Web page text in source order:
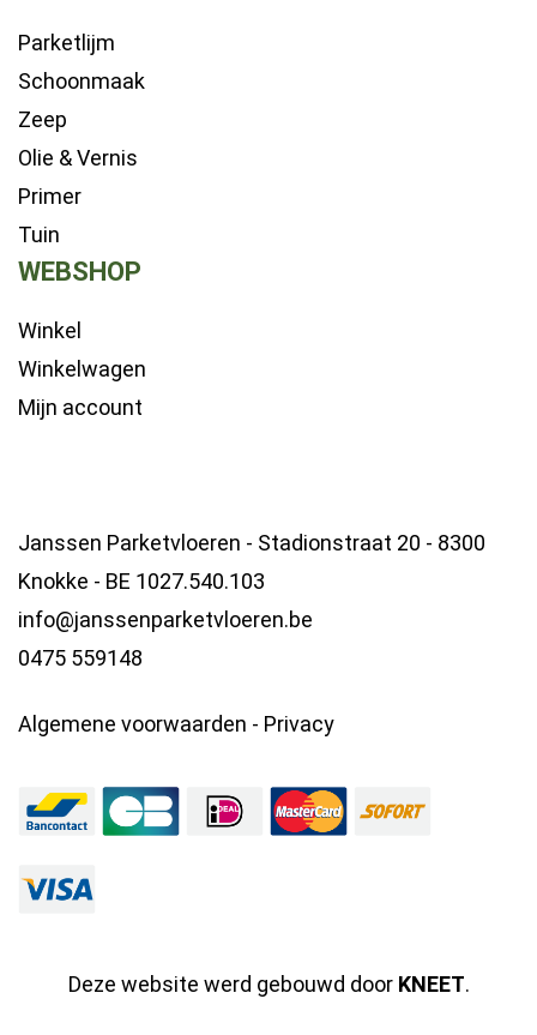
Parketlijm
Schoonmaak
Zeep
Olie & Vernis
Primer
Tuin
WEBSHOP
Winkel
Winkelwagen
Mijn account
Janssen Parketvloeren - Stadionstraat 20 - 8300
Knokke - BE 1027.540.103
info@janssenparketvloeren.be
0475 559148
Algemene voorwaarden - Privacy
Deze website werd gebouwd door KNEET.